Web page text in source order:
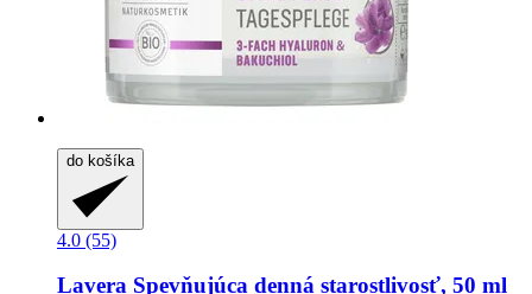
do košíka
4.0 (55)
Lavera Spevňujúca denná starostlivosť, 50 ml